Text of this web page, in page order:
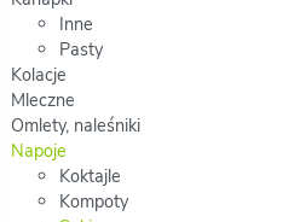
Inne
Pasty
Kolacje
Mleczne
Omlety, naleśniki
Napoje
Koktajle
Kompoty